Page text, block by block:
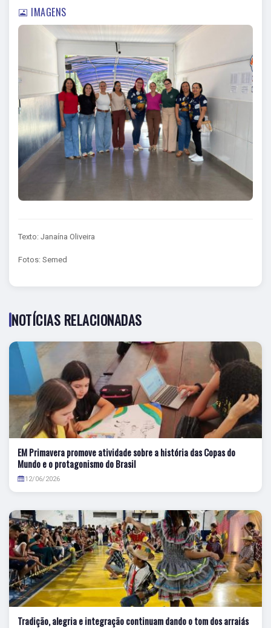
IMAGENS
Texto: Janaína Oliveira
Fotos: Semed
NOTÍCIAS RELACIONADAS
EM Primavera promove atividade sobre a história das Copas do
Mundo e o protagonismo do Brasil
12/06/2026
Tradição, alegria e integração continuam dando o tom dos arraiás